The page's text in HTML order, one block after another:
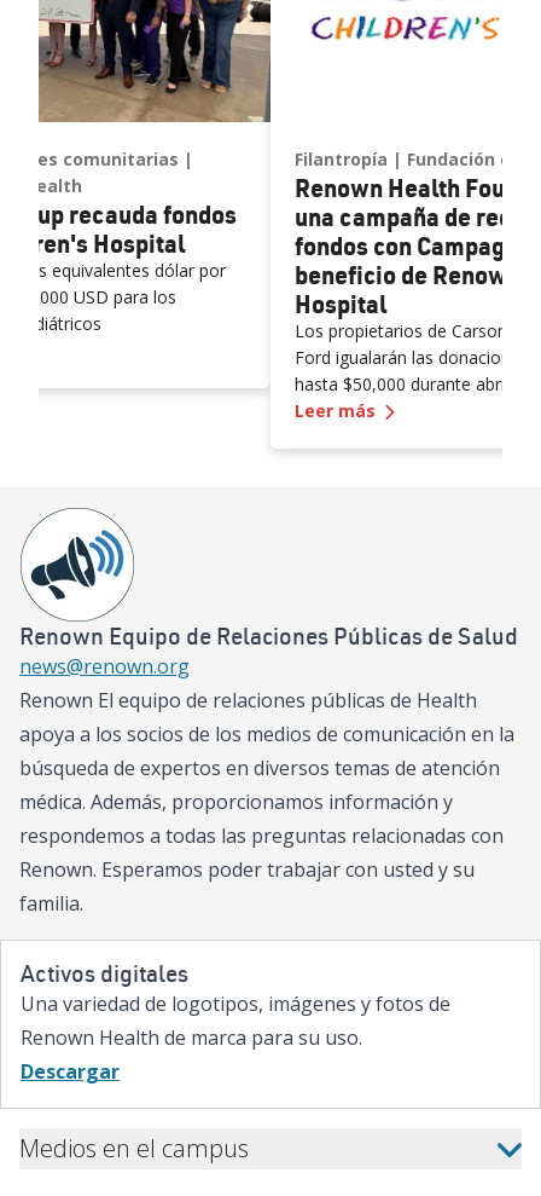
comunitarias
Health
recauda fondos
Hospital
equivalentes dólar por
USD para los
pediátricos
Auto Group recauda fondos para Renown Children's
Filantropía Fundación de
Renown Health
una campaña de
fondos con Campagni
beneficio de Renown
Hospital
Los propietarios de Carson
Ford igualarán las donaciones
hasta $50,000 durante abril y
sobre la inspiración detrás de
Hospital, el único hospital
región, el centro de
Network (CMN). Campagni
donaciones a Renown
abril y mayo, con el potencial
$100,000 si se alcanza el
sanación de los niños en el
lleva a todos, y gracias a
puedes formar parte de esa
Brian Erling, MBA, presidente
regalo, llega el doble de lejos.
Campagni Auto Group y
inspiradoras historias de
primavera. ¡Vamos a
del norte de Nevada confían en
MBA, FAAP, médico jefe en
Leer más —
Renown Equipo de Relaciones Públicas de Salud
news@renown.org
Renown El equipo de relaciones públicas de Health
apoya a los socios de los medios de comunicación en la
búsqueda de expertos en diversos temas de atención
médica. Además, proporcionamos información y
respondemos a todas las preguntas relacionadas con
Renown. Esperamos poder trabajar con usted y su
familia.
Activos digitales
Una variedad de logotipos, imágenes y fotos de
Renown Health de marca para su uso.
Descargar
Medios en el campus